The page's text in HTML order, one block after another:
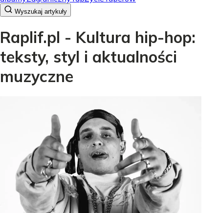
Wyszukaj artykuły
Raplif.pl - Kultura hip-hop:
teksty, styl i aktualności
muzyczne